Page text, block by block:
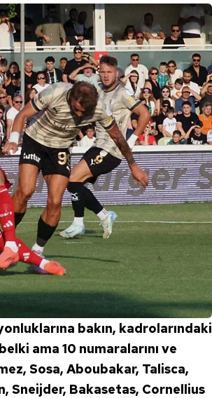
ilgili bilgi almak için lütfen
.
bakın, kadrolarındaki
ama 10 numaralarını ve
Sosa, Aboubakar, Talisca,
Sneijder, Bakasetas, Cornellius